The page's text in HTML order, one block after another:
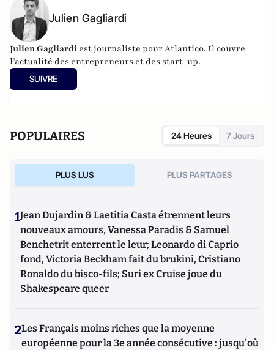
Julien Gagliardi
Julien Gagliardi est journaliste pour Atlantico. Il couvre
l’actualité des entrepreneurs et des start-up.
SUIVRE
POPULAIRES 24 Heures 7 Jours
PLUS LUS PLUS PARTAGES
1Jean Dujardin & Laetitia Casta étrennent leurs
nouveaux amours, Vanessa Paradis & Samuel
Benchetrit enterrent le leur; Leonardo di Caprio
fond, Victoria Beckham fait du brukini, Cristiano
Ronaldo du bisco-fils; Suri ex Cruise joue du
Shakespeare queer
2Les Français moins riches que la moyenne
européenne pour la 3e année consécutive : jusqu'où